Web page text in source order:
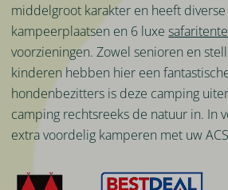
middelgroot karakter en heeft
kampeerplaatsen en 6 luxe
voorzieningen. Zowel senioren en
kinderen hebben hier een
hondenbezitters is deze camping
camping rechtsreeks de natuur in. In
extra voordelig kamperen met uw